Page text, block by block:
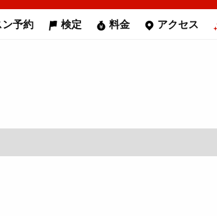
ン予約 検定 料金 アクセス